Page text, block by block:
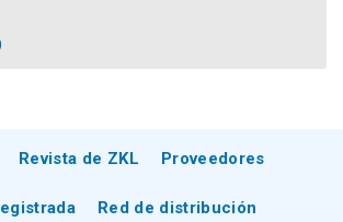
Revista de ZKL Proveedores
Red de distribución